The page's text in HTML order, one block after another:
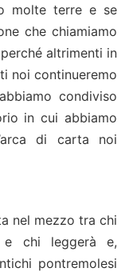
molte terre e se
che chiamiamo
altrimenti in
noi continueremo
condiviso
in cui abbiamo
di carta noi
nel mezzo tra chi
chi leggerà e,
pontremolesi